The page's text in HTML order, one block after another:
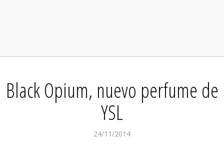
Black Opium, nuevo perfume de
YSL
24/11/2014